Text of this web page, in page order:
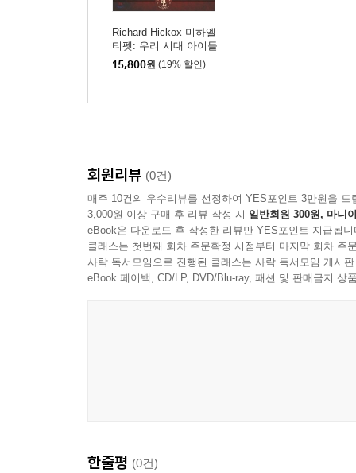
Richard Hickox 미하엘
티펫: 우리 시대 아이들
(Michael Tippett: A Chil
d of Our Time)
15,800원 (19% 할인)
회원리뷰 (0건)
매주 10건의 우수리뷰를 선정하여 YES포인트 3만원을 드
3,000원 이상 구매 후 리뷰 작성 시 일반회원 300원, 마니
eBook은 다운로드 후 작성한 리뷰만 YES포인트 지급됩니
클래스는 첫번째 회차 주문확정 시점부터 마지막 회차 주
사락 독서모임으로 진행된 클래스는 사락 독서모임 게시
eBook 페이백, CD/LP, DVD/Blu-ray, 패션 및 판매금지 상
한줄평 (0건)